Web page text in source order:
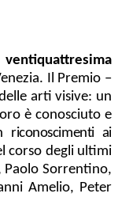
ventiquattresima
Il Premio –
arti visive: un
è conosciuto e
riconoscimenti ai
corso degli ultimi
Paolo Sorrentino,
Amelio, Peter